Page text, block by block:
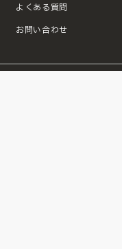
よくある質問
お問い合わせ